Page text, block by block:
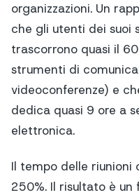
organizzazioni. Un
che gli utenti dei suoi
trascorrono quasi il
strumenti di
videoconferenze) e
dedica quasi 9 ore a
elettronica.
Il tempo delle riunioni
250%. Il risultato è un